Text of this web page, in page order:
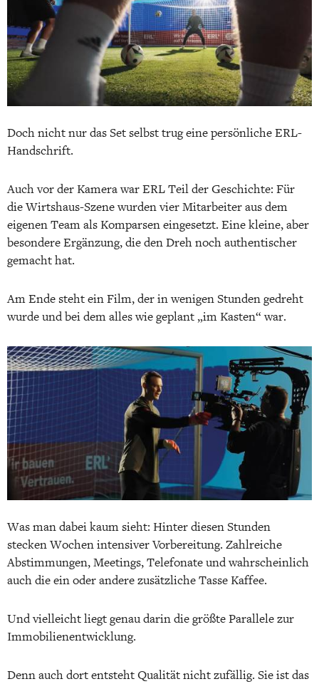
Doch nicht nur das Set selbst trug eine persönliche ERL-
Handschrift.
Auch vor der Kamera war ERL Teil der Geschichte: Für
die Wirtshaus-Szene wurden vier Mitarbeiter aus dem
eigenen Team als Komparsen eingesetzt. Eine kleine, aber
besondere Ergänzung, die den Dreh noch authentischer
gemacht hat.
Am Ende steht ein Film, der in wenigen Stunden gedreht
wurde und bei dem alles wie geplant „im Kasten“ war.
Was man dabei kaum sieht: Hinter diesen Stunden
stecken Wochen intensiver Vorbereitung. Zahlreiche
Abstimmungen, Meetings, Telefonate und wahrscheinlich
auch die ein oder andere zusätzliche Tasse Kaffee.
Und vielleicht liegt genau darin die größte Parallele zur
Immobilienentwicklung.
Denn auch dort entsteht Qualität nicht zufällig. Sie ist das